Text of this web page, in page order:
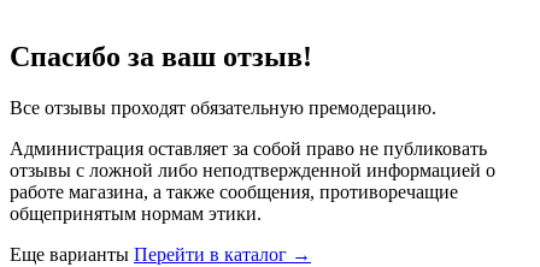
Спасибо за ваш отзыв!
Все отзывы проходят обязательную премодерацию.
Администрация оставляет за собой право не публиковать
отзывы с ложной либо неподтвержденной информацией о
работе магазина, а также сообщения, противоречащие
общепринятым нормам этики.
Еще варианты Перейти в каталог →